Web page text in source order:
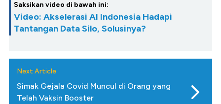
Saksikan video di bawah ini:
Video: Akselerasi AI Indonesia Hadapi
Tantangan Data Silo, Solusinya?
Next Article
Simak Gejala Covid Muncul di Orang yang
Telah Vaksin Booster